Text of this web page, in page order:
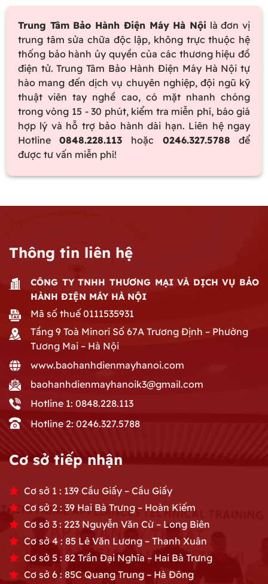
Nhà
Trung Tâm Bảo Hành Điện Máy Hà Nội là đơn vị
trung tâm sửa chữa độc lập, không trực thuộc hệ
thống bảo hành ủy quyền của các thương hiệu đồ
điện tử. Trung Tâm Bảo Hành Điện Máy Hà Nội tự
hào mang đến dịch vụ chuyên nghiệp, đội ngũ kỹ
thuật viên tay nghề cao, có mặt nhanh chóng
trong vòng 15 - 30 phút, kiểm tra miễn phí, báo giá
hợp lý và hỗ trợ bảo hành dài hạn. Liên hệ ngay
Hotline0848.228.113 hoặc 0246.327.5788 để
được tư vấn miễn phí!
Thông tin liên hệ
CÔNG TY TNHH THƯƠNG MẠI VÀ DỊCH VỤ BẢO
HÀNH ĐIỆN MÁY HÀ NỘI
Mã số thuế 0111535931
Tầng 9 Toà Minori Số 67A Trương Định – Phường
Tương Mai – Hà Nội
www.baohanhdienmayhanoi.com
baohanhdienmayhanoik3@gmail.com
Hotline 1: 0848.228.113
Hotline 2: 0246.327.5788
Cơ sở tiếp nhận
Cơ sở 1 : 139 Cầu Giấy – Cầu Giấy
Cơ sở 2 : 39 Hai Bà Trưng – Hoàn Kiếm
Cơ sở 3 : 223 Nguyễn Văn Cừ – Long Biên
Cơ sở 4 : 85 Lê Văn Lương – Thanh Xuân
Cơ sở 5 : 82 Trần Đại Nghĩa – Hai Bà Trưng
Cơ sở 6 : 85C Quang Trung – Hà Đông